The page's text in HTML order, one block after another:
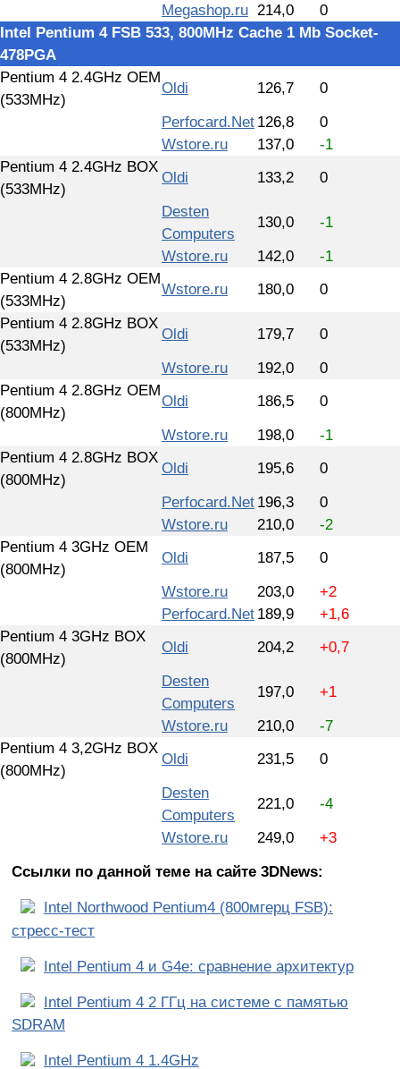
Megashop.ru 214,0
0
Intel Pentium 4 FSB 533, 800MHz Cache 1 Mb Socket-
478PGA
Pentium 4 2.4GHz OEM
(533MHz)
Oldi 126,7
0
Perfocard.Net 126,8
0
Wstore.ru
137,0
-1
Pentium 4 2.4GHz BOX
(533MHz)
Oldi 133,2
0
Desten
Computers
130,0
-1
Wstore.ru
142,0
-1
Pentium 4 2.8GHz OEM
(533MHz)
Wstore.ru 180,0
0
Pentium 4 2.8GHz BOX
(533MHz)
Oldi 179,7
0
Wstore.ru
192,0
0
Pentium 4 2.8GHz OEM
(800MHz)
Oldi 186,5
0
Wstore.ru
198,0
-1
Pentium 4 2.8GHz BOX
(800MHz)
Oldi 195,6
0
Perfocard.Net 196,3
0
Wstore.ru
210,0
-2
Pentium 4 3GHz OEM
(800MHz)
Oldi 187,5
0
Wstore.ru
203,0
+2
Perfocard.Net 189,9
+1,6
Pentium 4 3GHz BOX
(800MHz)
Oldi 204,2
+0,7
Desten
Computers
197,0
+1
Wstore.ru
210,0
-7
Pentium 4 3,2GHz BOX
(800MHz)
Oldi 231,5
0
Desten
Computers
221,0
-4
Wstore.ru
249,0
+3
Ссылки по данной теме на сайте 3DNews:
Intel Northwood Pentium4 (800мгерц FSB):
стресс-тест
Intel Pentium 4 и G4e: сравнение архитектур
Intel Pentium 4 2 ГГц на системе с памятью
SDRAM
Intel Pentium 4 1.4GHz